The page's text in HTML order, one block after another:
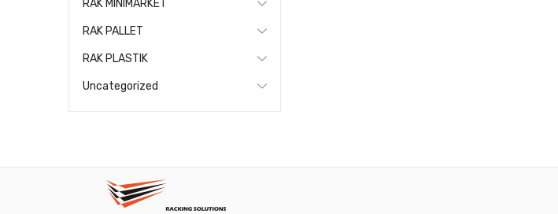
RAK MINIMARKET
RAK PALLET
RAK PLASTIK
Uncategorized